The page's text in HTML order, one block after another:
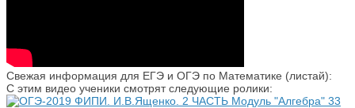
Свежая информация для ЕГЭ и ОГЭ по Математике (листай):
С этим видео ученики смотрят следующие ролики: